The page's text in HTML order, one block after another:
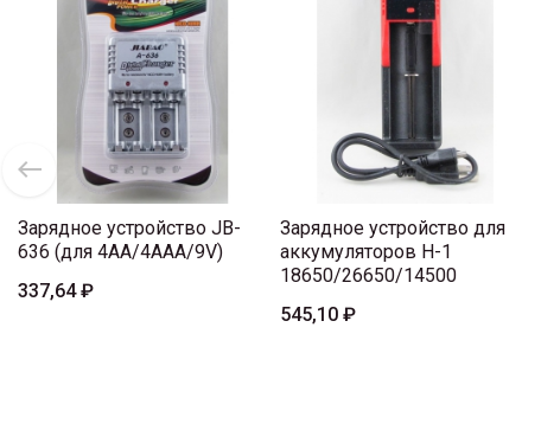
Зарядное устройство JB-
636 (для 4AA/4AAA/9V)
337,64 ₽
Зарядное устройство для
аккумуляторов H-1
18650/26650/14500
545,10 ₽